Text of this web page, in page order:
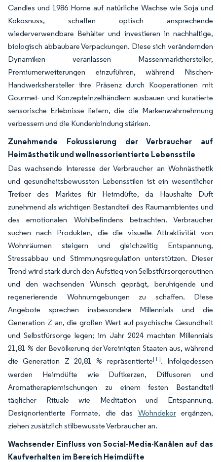
Candles und 1986 Home auf natürliche Wachse wie Soja und
Kokosnuss, schaffen optisch ansprechende
wiederverwendbare Behälter und investieren in nachhaltige,
biologisch abbaubare Verpackungen. Diese sich verändernden
Dynamiken veranlassen Massenmarkthersteller,
Premiumerweiterungen einzuführen, während Nischen-
Handwerkshersteller ihre Präsenz durch Kooperationen mit
Gourmet- und Konzepteinzelhändlern ausbauen und kuratierte
sensorische Erlebnisse liefern, die die Markenwahrnehmung
verbessern und die Kundenbindung stärken.
Zunehmende Fokussierung der Verbraucher auf
Heimästhetik und wellnessorientierte Lebensstile
Das wachsende Interesse der Verbraucher an Wohnästhetik
und gesundheitsbewussten Lebensstilen ist ein wesentlicher
Treiber des Marktes für Heimdüfte, da Haushalte Duft
zunehmend als wichtigen Bestandteil des Raumambientes und
des emotionalen Wohlbefindens betrachten. Verbraucher
suchen nach Produkten, die die visuelle Attraktivität von
Wohnräumen steigern und gleichzeitig Entspannung,
Stressabbau und Stimmungsregulation unterstützen. Dieser
Trend wird stark durch den Aufstieg von Selbstfürsorgeroutinen
und den wachsenden Wunsch geprägt, beruhigende und
regenerierende Wohnumgebungen zu schaffen. Diese
Angebote sprechen insbesondere Millennials und die
Generation Z an, die großen Wert auf psychische Gesundheit
und Selbstfürsorge legen; im Jahr 2024 machten Millennials
21,81 % der Bevölkerung der Vereinigten Staaten aus, während
die Generation Z 20,81 % repräsentierte[1]. Infolgedessen
werden Heimdüfte wie Duftkerzen, Diffusoren und
Aromatherapiemischungen zu einem festen Bestandteil
täglicher Rituale wie Meditation und Entspannung.
Designorientierte Formate, die das Wohndekorergänzen,
ziehen zusätzlich stilbewusste Verbraucher an.
Wachsender Einfluss von Social-Media-Kanälen auf das
Kaufverhalten im Bereich Heimdüfte